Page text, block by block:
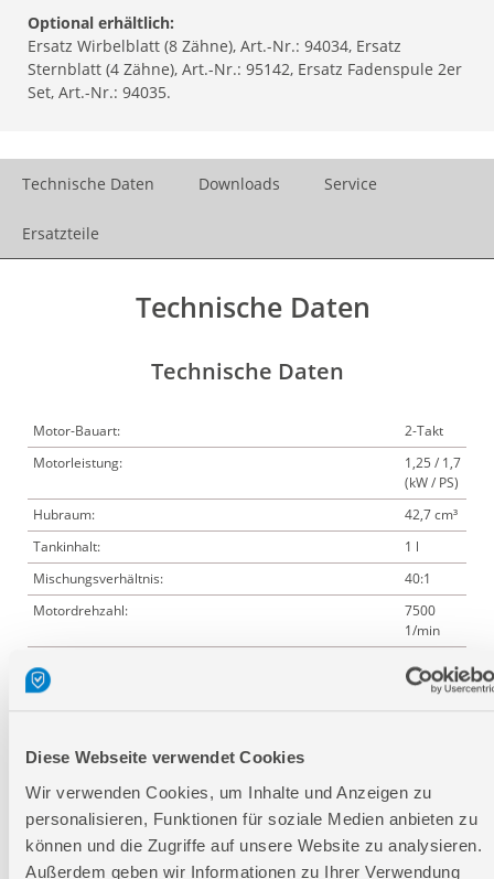
Diese Webseite verwendet Cookies
Wir verwenden Cookies, um Inhalte und Anzeigen zu
personalisieren, Funktionen für soziale Medien anbieten zu
können und die Zugriffe auf unsere Website zu analysieren.
Außerdem geben wir Informationen zu Ihrer Verwendung
Optional erhältlich:
Ersatz Wirbelblatt (8 Zähne), Art.-Nr.: 94034, Ersatz
Sternblatt (4 Zähne), Art.-Nr.: 95142, Ersatz Fadenspule 2er
Set, Art.-Nr.: 94035.
Technische Daten Downloads Service
Ersatzteile
Technische Daten
Technische Daten
Motor-Bauart:
2-Takt
Motorleistung:
1,25 / 1,7
(kW / PS)
Hubraum:
42,7 cm³
Tankinhalt:
1 l
Mischungsverhältnis:
40:1
Motordrehzahl:
7500
1/min
4 und 8
Zähne
410 mm
Höhe:
1800